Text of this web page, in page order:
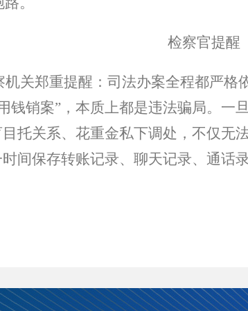
检察官提醒
关郑重提醒：司法办案全程都严
钱销案”，本质上都是违法骗局。
托关系、花重金私下调处，不仅
间保存转账记录、聊天记录、通话